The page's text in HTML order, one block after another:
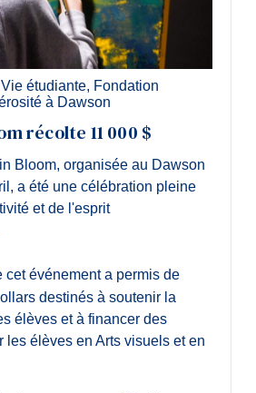
Vie étudiante, Fondation
à Dawson
récolte 11 000 $
Bloom, organisée au Dawson
a été une célébration pleine
et de l'esprit
événement a permis de
destinés à soutenir la
élèves et à financer des
les élèves en Arts visuels et en